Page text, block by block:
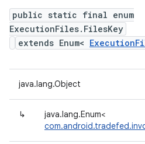
public static final enum
ExecutionFiles.FilesKey
extends Enum<
java.lang.Object
↳
java.lang.Enum<